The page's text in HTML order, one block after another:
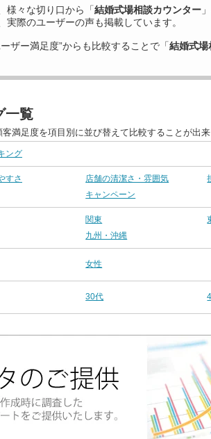
様々な切り口から「結婚式場相談カウンター
実際のユーザーの声も掲載しています。
ザー満足度”からも比較することで「結婚式場
一覧
満足度を項目別に並び替えて比較することが出来
ング
すさ 店舗の清潔さ・雰囲気
キャンペーン
関東
九州・沖縄
女性
30代